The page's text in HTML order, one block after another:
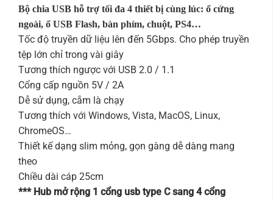
Bộ chia USB hỗ trợ tối đa 4 thiết bị cùng lúc: ổ cứng
ngoài, ổ USB Flash, bàn phím, chuột, PS4…
Tốc độ truyền dữ liệu lên đến 5Gbps. Cho phép truyền
tệp lớn chỉ trong vài giây
Tương thích ngược với USB 2.0 / 1.1
Cổng cấp nguồn 5V / 2A
Dễ sử dụng, cắm là chạy
Tương thích với Windows, Vista, MacOS, Linux,
ChromeOS…
Thiết kế dạng slim mỏng, gọn gàng dễ dàng mang
theo
Chiều dài cáp 25cm
*** Hub mở rộng 1 cổng usb type C sang 4 cổng